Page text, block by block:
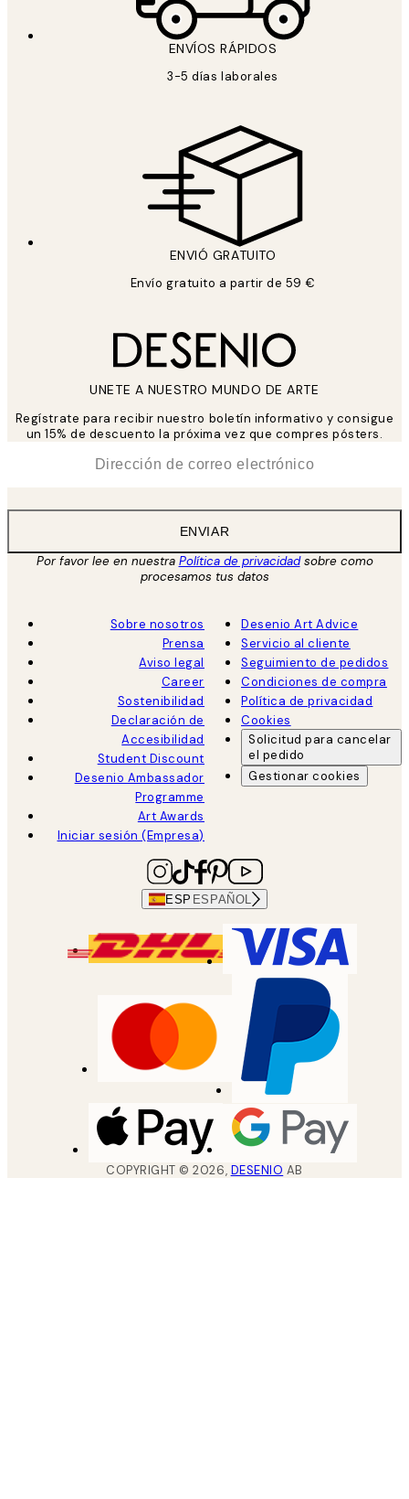
ENVÍOS RÁPIDOS
3-5 días laborales
ENVIÓ GRATUITO
Envío gratuito a partir de 59 €
UNETE A NUESTRO MUNDO DE ARTE
Regístrate para recibir nuestro boletín informativo y consigue
un 15% de descuento la próxima vez que compres pósters.
ENVIAR
Por favor lee en nuestra Política de privacidadsobre como
procesamos tus datos
Sobre nosotros
Prensa
Aviso legal
Career
Sostenibilidad
Declaración de
Accesibilidad
Student Discount
Desenio Ambassador
Programme
Art Awards
Iniciar sesión (Empresa)
Desenio Art Advice
Servicio al cliente
Seguimiento de pedidos
Condiciones de compra
Política de privacidad
Cookies
Solicitud para cancelar
el pedido
Gestionar cookies
ESP ESPAÑOL
COPYRIGHT ©2026, DESENIO AB